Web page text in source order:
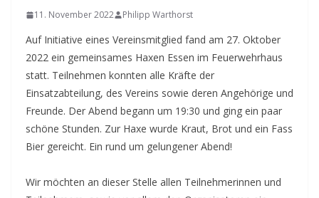
11. November 2022 Philipp Warthorst
Auf Initiative eines Vereinsmitglied fand am 27. Oktober
2022 ein gemeinsames Haxen Essen im Feuerwehrhaus
statt. Teilnehmen konnten alle Kräfte der
Einsatzabteilung, des Vereins sowie deren Angehörige und
Freunde. Der Abend begann um 19:30 und ging ein paar
schöne Stunden. Zur Haxe wurde Kraut, Brot und ein Fass
Bier gereicht. Ein rund um gelungener Abend!
Wir möchten an dieser Stelle allen Teilnehmerinnen und